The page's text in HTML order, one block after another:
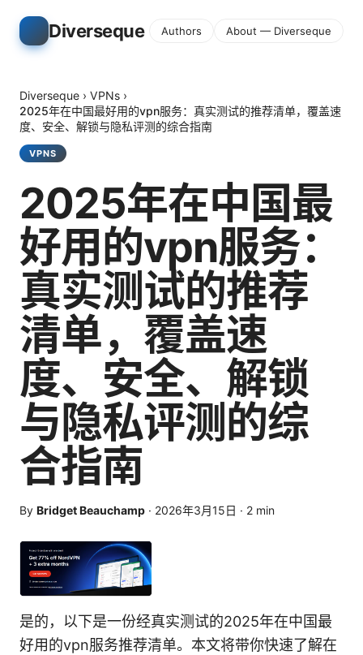
Diverseque Authors About — Diverseque
Diverseque › VPNs ›
2025年在中国最好用的vpn服务：真实测试的推荐清单，覆盖速
度、安全、解锁与隐私评测的综合指南
VPNS
2025年在中国最
好用的vpn服务：
真实测试的推荐
清单，覆盖速
度、安全、解锁
与隐私评测的综
合指南
By Bridget Beauchamp · 2026年3月15日 · 2 min
是的，以下是一份经真实测试的2025年在中国最
好用的vpn服务推荐清单。本文将带你快速了解在